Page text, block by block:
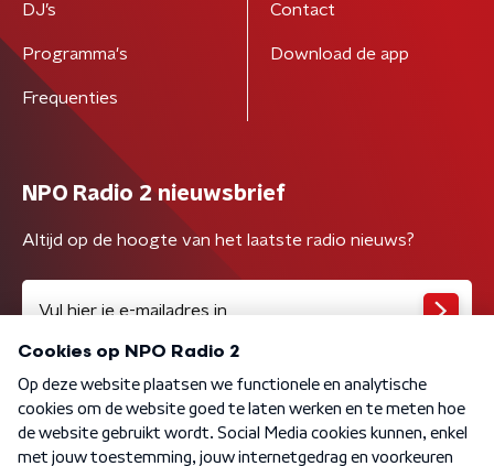
DJ’s
Programma's
Frequenties
Contact
Download de app
NPO Radio 2 nieuwsbrief
Altijd op de hoogte van het laatste radio nieuws?
Algemene voorwaarden